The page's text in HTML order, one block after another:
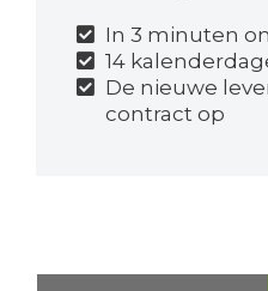
In 3 minuten
14
De nieuwe
contract op